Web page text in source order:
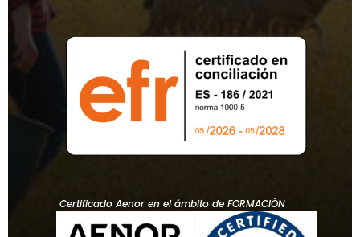
Certificado Aenor en el ámbito de FORMACIÓN